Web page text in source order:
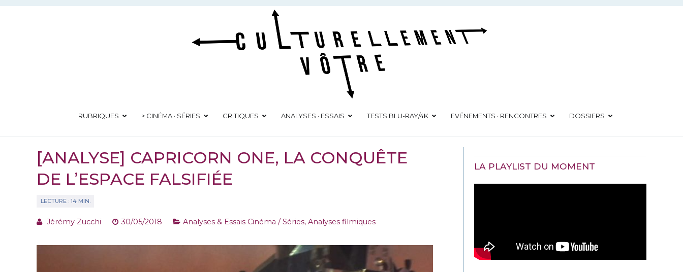
Aller
Culturellement Vôtre
RUBRIQUES > CINÉMA · SÉRIES CRITIQUES ANALYSES · ESSAIS TESTS BLU-RAY/4K EVÉNEMENTS · RENCONTRES DOSSIERS
[ANALYSE] CAPRICORN ONE, LA CONQUÊTE
DE L’ESPACE FALSIFIÉE
Jérémy Zucchi 30/05/2018 Analyses & Essais Cinéma / Séries,Analyses filmiques
LA PLAYLIST DU MOMENT